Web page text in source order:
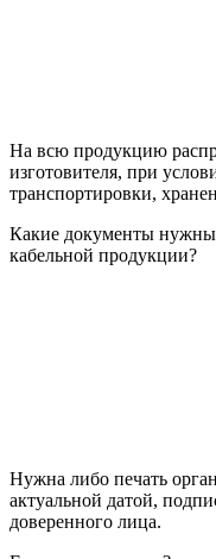
На всю продукцию
изготовителя, при
транспортировки,
Какие документы нужны
кабельной продукции?
Нужна либо печать
актуальной датой,
доверенного лица.